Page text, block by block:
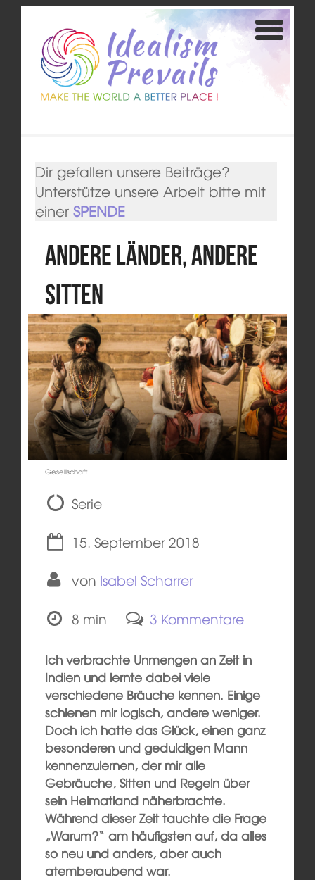
Dir gefallen unsere Beiträge?
Unterstütze unsere Arbeit bitte mit
einer SPENDE
Andere Länder, andere
Sitten
Gesellschaft
Serie
15. September 2018
von Isabel Scharrer
8 min
3 Kommentare
Ich verbrachte Unmengen an Zeit in
Indien und lernte dabei viele
verschiedene Bräuche kennen. Einige
schienen mir logisch, andere weniger.
Doch ich hatte das Glück, einen ganz
besonderen und geduldigen Mann
kennenzulernen, der mir alle
Gebräuche, Sitten und Regeln über
sein Heimatland näherbrachte.
Während dieser Zeit tauchte die Frage
„Warum?“ am häufigsten auf, da alles
so neu und anders, aber auch
atemberaubend war.